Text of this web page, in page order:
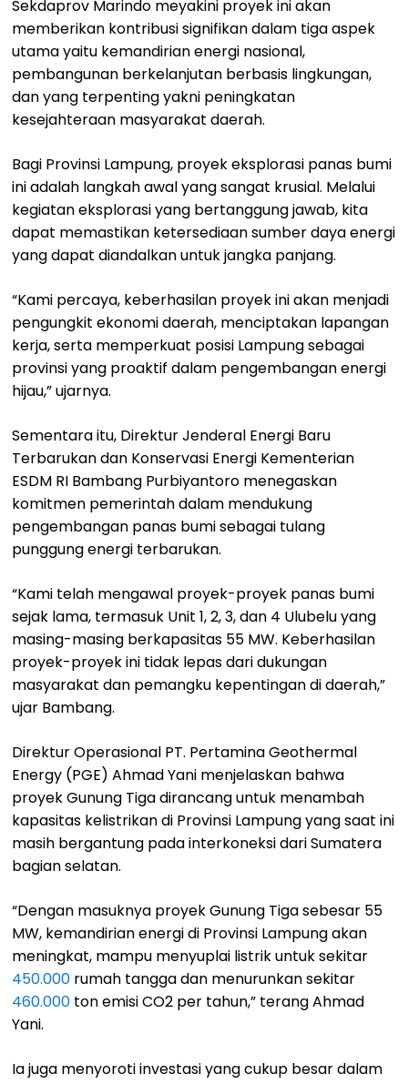
Sekdaprov Marindo meyakini proyek ini akan
memberikan kontribusi signifikan dalam tiga aspek
utama yaitu kemandirian energi nasional,
pembangunan berkelanjutan berbasis lingkungan,
dan yang terpenting yakni peningkatan
kesejahteraan masyarakat daerah.
Bagi Provinsi Lampung, proyek eksplorasi panas bumi
ini adalah langkah awal yang sangat krusial. Melalui
kegiatan eksplorasi yang bertanggung jawab, kita
dapat memastikan ketersediaan sumber daya energi
yang dapat diandalkan untuk jangka panjang.
“Kami percaya, keberhasilan proyek ini akan menjadi
pengungkit ekonomi daerah, menciptakan lapangan
kerja, serta memperkuat posisi Lampung sebagai
provinsi yang proaktif dalam pengembangan energi
hijau,” ujarnya.
Sementara itu, Direktur Jenderal Energi Baru
Terbarukan dan Konservasi Energi Kementerian
ESDM RI Bambang Purbiyantoro menegaskan
komitmen pemerintah dalam mendukung
pengembangan panas bumi sebagai tulang
punggung energi terbarukan.
“Kami telah mengawal proyek-proyek panas bumi
sejak lama, termasuk Unit 1, 2, 3, dan 4 Ulubelu yang
masing-masing berkapasitas 55 MW. Keberhasilan
proyek-proyek ini tidak lepas dari dukungan
masyarakat dan pemangku kepentingan di daerah,”
ujar Bambang.
Direktur Operasional PT. Pertamina Geothermal
Energy (PGE) Ahmad Yani menjelaskan bahwa
proyek Gunung Tiga dirancang untuk menambah
kapasitas kelistrikan di Provinsi Lampung yang saat ini
masih bergantung pada interkoneksi dari Sumatera
bagian selatan.
“Dengan masuknya proyek Gunung Tiga sebesar 55
MW, kemandirian energi di Provinsi Lampung akan
meningkat, mampu menyuplai listrik untuk sekitar
450.000 rumah tangga dan menurunkan sekitar
460.000 ton emisi CO2 per tahun,” terang Ahmad
Yani.
Ia juga menyoroti investasi yang cukup besar dalam